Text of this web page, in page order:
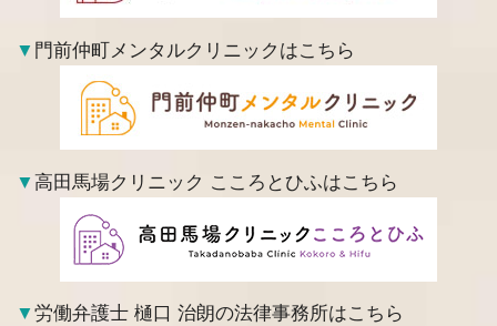
▼ 門前仲町メンタルクリニックはこちら
▼高田馬場クリニック こころとひふはこちら
▼労働弁護士 樋口 治朗の法律事務所はこちら